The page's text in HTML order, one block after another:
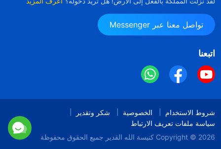
تواصل معنا عبر Messenger
اتبعنا
شروط الاستخدام الخصوصية
شكر وتقدير
سياسة ملفات تعريف الارتباط
Copyright © 2026 كنيسة الله القدير جميع الحقوق محفوظة